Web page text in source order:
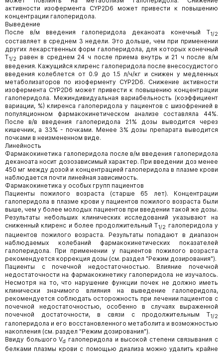
активности изофермента CYP2D6 может привести к повышению
концентрации галоперидола.
Выведение
После в/м введения галоперидола деканоата конечный T1/2
составляет в среднем 3 недели. Это дольше, чем при применении
других лекарственных форм галоперидола, для которых конечный
T1/2
равен в среднем 24 ч после приема внутрь и 21 ч после в/м
введения. Кажущийся клиренс галоперидола после внесосудистого
введения колеблется от 0.9 до 1.5 л/ч/кг и снижен у медленных
метаболизаторов по изоферменту CYP2D6. Снижение активности
изофермента CYP2D6 может привести к повышению концентрации
галоперидола. Межиндивидуальная вариабельность (коэффициент
вариации, %) клиренса галоперидола у пациентов с шизофренией в
популяционном фармакокинетическом анализе составляла 44%.
После в/в введения галоперидола 21% дозы выводится через
кишечник, а 33% - почками. Менее 3% дозы препарата выводится
почками в неизмененном виде.
Линейность
Фармакокинетика галоперидола после в/м введения галоперидола
деканоата носит дозозависимый характер. При введении доз менее
450 мг между дозой и концентрацией галоперидола в плазме крови
наблюдается почти линейная зависимость.
Фармакокинетика у особых групп пациентов
Пациенты пожилого возраста (старше 65 лет). Концентрации
галоперидола в плазме крови у пациентов пожилого возраста были
выше, чем у более молодых пациентов при введении такой же дозы.
Результаты небольших клинических исследований указывают на
сниженный клиренс и более продолжительный T1/2 галоперидола у
пациентов пожилого возраста. Результаты попадают в диапазон
наблюдаемых колебаний фармакокинетических показателей
галоперидола. При применении у пациентов пожилого возраста
рекомендуется коррекция дозы (см. раздел "Режим дозирования").
Пациенты с почечной недостаточностью. Влияние почечной
недостаточности на фармакокинетику галоперидола не изучалось.
Несмотря на то, что нарушение функции почек не должно иметь
клинически значимого влияния на выведение галоперидола,
рекомендуется соблюдать осторожность при лечении пациентов с
почечной недостаточностью, особенно в случаях выраженной
почечной достаточности, в связи с продолжительным T1/2
галоперидола и его восстановленного метаболита и возможностью
накопления (см. раздел "Режим дозирования").
Ввиду большого Vd галоперидола и высокой степени связывания с
белками плазмы крови с помощью диализа можно удалить крайне